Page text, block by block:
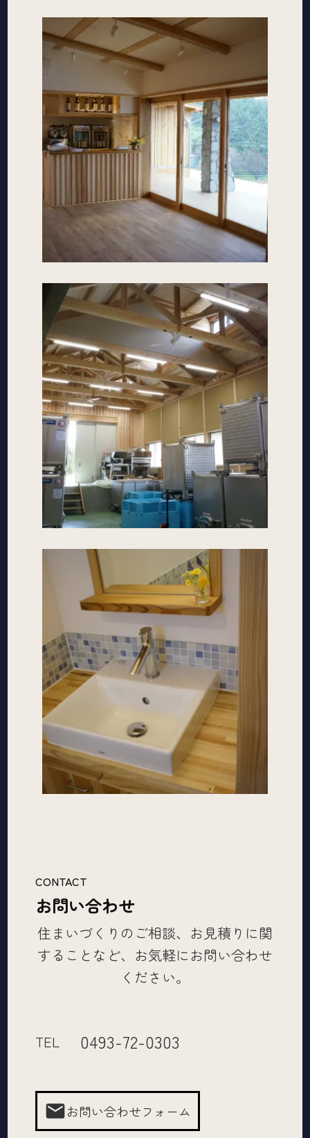
CONTACT
お問い合わせ
住まいづくりのご相談、お見積りに関
することなど、お気軽にお問い合わせ
ください。
TEL 0493-72-0303
mailお問い合わせフォーム